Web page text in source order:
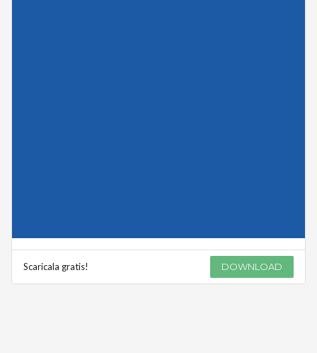
Scaricala gratis! DOWNLOAD